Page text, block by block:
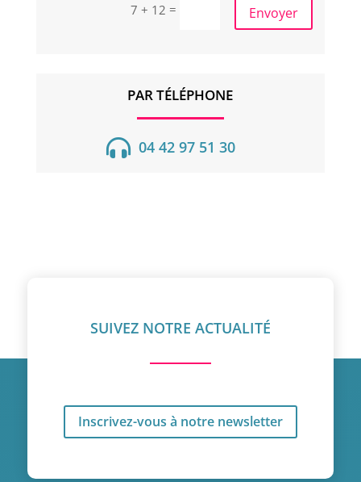
7 + 12 = Envoyer
PAR TÉLÉPHONE
 04 42 97 51 30
SUIVEZ NOTRE ACTUALITÉ
Inscrivez-vous à notre newsletter